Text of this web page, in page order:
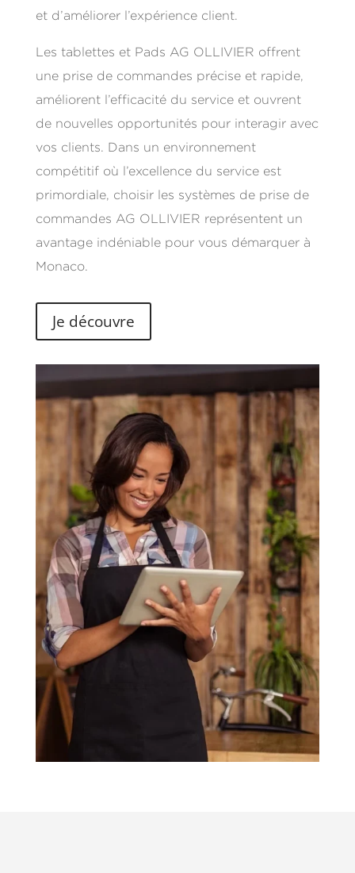
et d’améliorer l’expérience client.
Les tablettes et Pads AG OLLIVIER offrent
une prise de commandes précise et rapide,
améliorent l’efficacité du service et ouvrent
de nouvelles opportunités pour interagir avec
vos clients. Dans un environnement
compétitif où l’excellence du service est
primordiale, choisir les systèmes de prise de
commandes AG OLLIVIER représentent un
avantage indéniable pour vous démarquer à
Monaco.
Je découvre